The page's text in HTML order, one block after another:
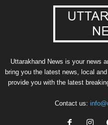
Uttarakhand News is your news
bring you the latest news, local
provide you with the latest
Contact us: